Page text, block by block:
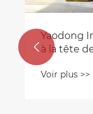
Yaodong
à la tête de
domaine du
précision en 2026
Voir plus >>
